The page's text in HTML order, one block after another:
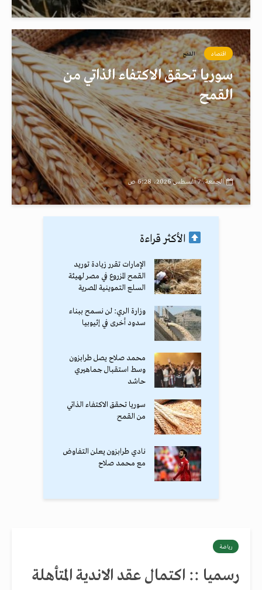
اقتصاد القمح
سوريا تحقق الاكتفاء الذاتي من
القمح
الجمعة، 7 أغسطس 2026، 6:28 ص
الأكثر قراءة
الإمارات تقرر زيادة توريد
القمح المزروع في مصر لهيئة
السلع التموينية المصرية
وزارة الري: لن نسمح ببناء
سدود أخرى في إثيوبيا
محمد صلاح يصل طرابزون
وسط استقبال جماهيري
حاشد
سوريا تحقق الاكتفاء الذاتي
من القمح
نادي طرابزون يعلن التفاوض
مع محمد صلاح
رياضة
رسميا :: اكتمال عقد الاندية المتأهلة